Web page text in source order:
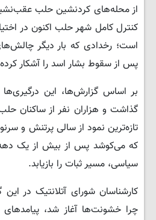
از محله‌های کردنشین حلب
کنترل کامل شهر حلب اکنون در
است؛ رخدادی که بار دیگر
پس از سقوط بشار اسد را آشکار
گذاشت و هزاران نفر از ساکنان حلب
تازه‌ترین نمود از سالی پرتنش و
که می‌کوشد پس از بیش از یک
سیاسی، مسیر ثبات را بازیابد.
کارشناسان شورای آتلانتیک در
چرا خشونت‌ها آغاز شد، پیامدهای